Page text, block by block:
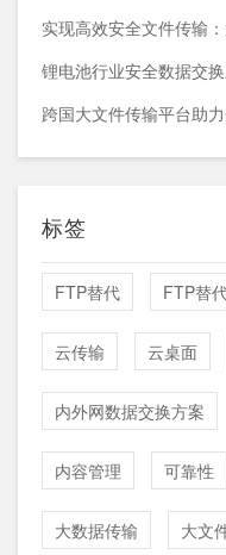
实现高效安全文件传输
跨国大文件传输平台助
标签
FTP替代 FTP替
云传输 云桌面
内外网数据交换方案
内容管理 可靠性
大数据传输 大文